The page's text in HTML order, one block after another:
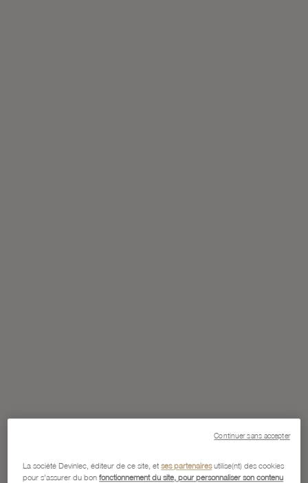
La société Devinlec, éditeur de ce site, etses partenairesutilise(nt) des cookies
pour s'assurer du bonfonctionnement du site, pour personnaliser son contenu
Continuer sans accepter